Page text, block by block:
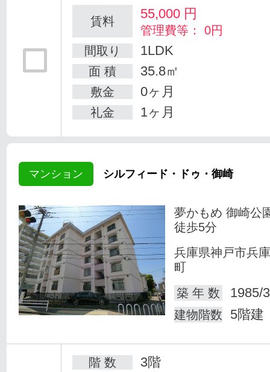
賃料 55,000 円
管理費等： 0円
間取り
1LDK
面 積 35.8㎡
敷金 0ヶ月
礼金 1ヶ月
マンション シルフィード・ドゥ・御崎
夢かもめ 御崎公
徒歩5分
兵庫県神戸市兵
町
築 年 数
1985/
建物階数 5階建
階 数 3階